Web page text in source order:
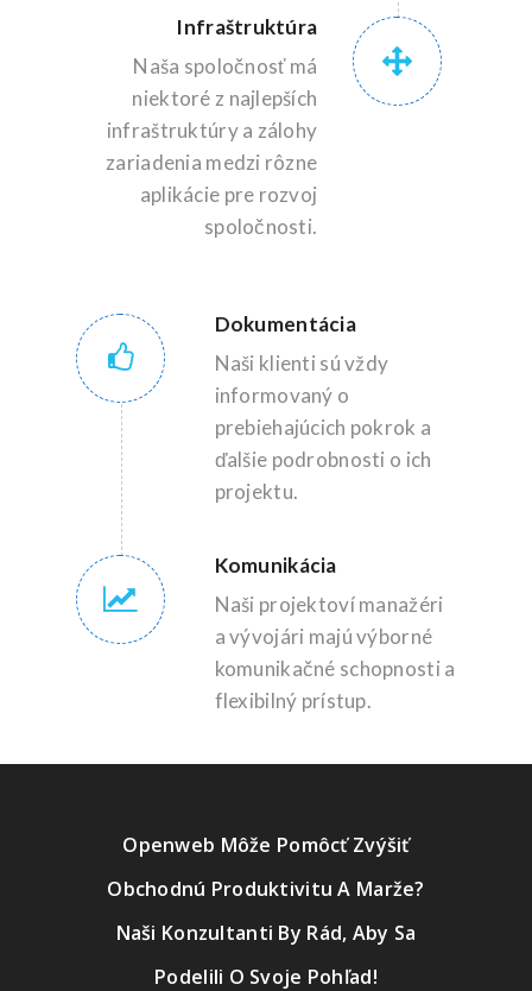
Infraštruktúra
Naša spoločnosť má
niektoré z najlepších
infraštruktúry a zálohy
zariadenia medzi rôzne
aplikácie pre rozvoj
spoločnosti.
Dokumentácia
Naši klienti sú vždy
informovaný o
prebiehajúcich pokrok a
ďalšie podrobnosti o ich
projektu.
Komunikácia
Naši projektoví manažéri
a vývojári majú výborné
komunikačné schopnosti a
flexibilný prístup.
Openweb Môže Pomôcť Zvýšiť
Obchodnú Produktivitu A Marže?
Naši Konzultanti By Rád, Aby Sa
Podelili O Svoje Pohľad!